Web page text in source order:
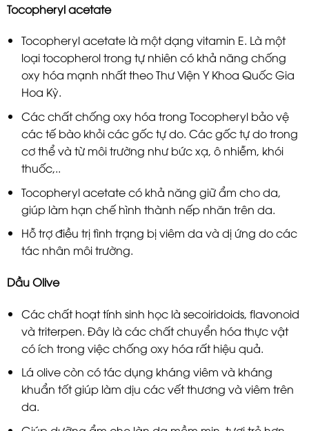
Tocopheryl acetate
Tocopheryl acetate là một dạng vitamin E. Là một
loại tocopherol trong tự nhiên có khả năng chống
oxy hóa mạnh nhất theo Thư Viện Y Khoa Quốc Gia
Hoa Kỳ.
Các chất chống oxy hóa trong Tocopheryl bảo vệ
các tế bào khỏi các gốc tự do. Các gốc tự do trong
cơ thể và từ môi trường như bức xạ, ô nhiễm, khói
thuốc,..
Tocopheryl acetate có khả năng giữ ẩm cho da,
giúp làm hạn chế hình thành nếp nhăn trên da.
Hỗ trợ điều trị tình trạng bị viêm da và dị ứng do các
tác nhân môi trường.
Dầu Olive
Các chất hoạt tính sinh học là secoiridoids, flavonoid
và triterpen. Đây là các chất chuyển hóa thực vật
có ích trong việc chống oxy hóa rất hiệu quả.
Lá olive còn có tác dụng kháng viêm và kháng
khuẩn tốt giúp làm dịu các vết thương và viêm trên
da.